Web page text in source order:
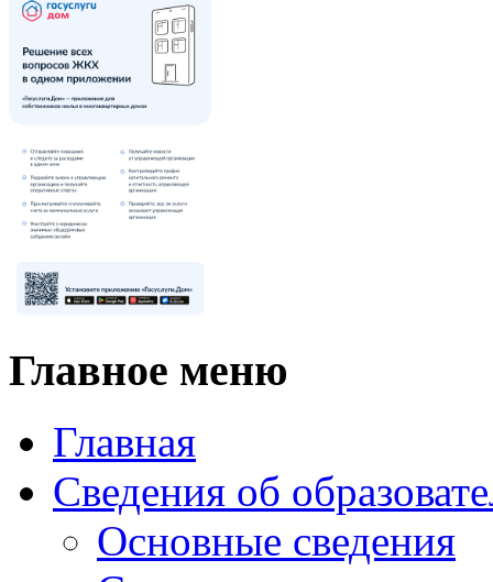
Главное меню
Главная
Сведения об
Основные сведения